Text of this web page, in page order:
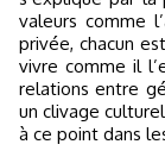
valeurs comme
privée, chacun
vivre comme il
relations entre
un clivage
à ce point dans